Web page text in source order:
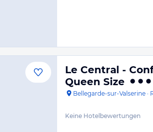
Le Central -
Queen Size
Bellegarde-sur-Valserine ·
Keine Hotelbewertungen